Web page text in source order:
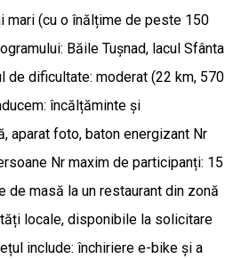
mari (cu o înălțime de peste 150
Băile Tușnad, lacul Sfânta
de dificultate: moderat (22 km, 570
încălțăminte și
aparat foto, baton energizant Nr
Nr maxim de participanți: 15
de masă la un restaurant din zonă
locale, disponibile la solicitare
include: închiriere e-bike și a